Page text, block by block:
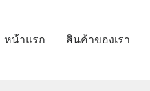
หน้าแรก สินค้าของเรา